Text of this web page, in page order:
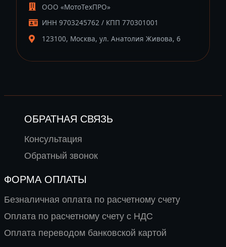
ООО «МотоТехПРО»
ИНН 9703245762 / КПП 770301001
123100, Москва, ул. Анатолия Живова, 6
ОБРАТНАЯ СВЯЗЬ
Консультация
Обратный звонок
ФОРМА ОПЛАТЫ
Безналичная оплата по расчетному счету
Оплата по расчетному счету с НДС
Оплата переводом банковской картой